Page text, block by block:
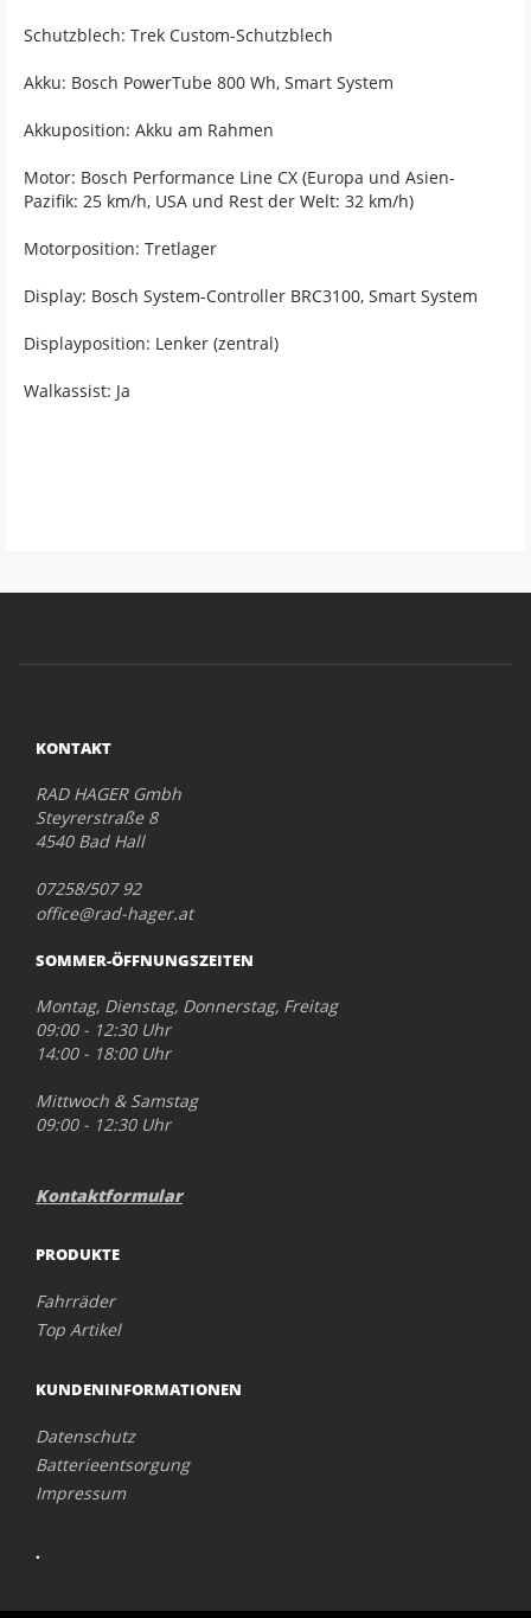
Schutzblech: Trek Custom-Schutzblech
Akku: Bosch PowerTube 800 Wh, Smart System
Akkuposition: Akku am Rahmen
Motor: Bosch Performance Line CX (Europa und Asien-
Pazifik: 25 km/h, USA und Rest der Welt: 32 km/h)
Motorposition: Tretlager
Display: Bosch System-Controller BRC3100, Smart System
Displayposition: Lenker (zentral)
Walkassist: Ja
KONTAKT
RAD HAGER Gmbh
Steyrerstraße 8
4540 Bad Hall
07258/507 92
office@rad-hager.at
SOMMER-ÖFFNUNGSZEITEN
Montag, Dienstag, Donnerstag, Freitag
09:00 - 12:30 Uhr
14:00 - 18:00 Uhr
Mittwoch & Samstag
09:00 - 12:30 Uhr
Kontaktformular
PRODUKTE
Fahrräder
Top Artikel
KUNDENINFORMATIONEN
Datenschutz
Batterieentsorgung
Impressum
.